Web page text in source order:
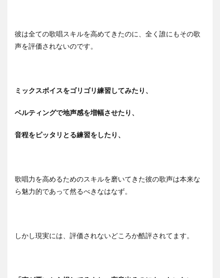
彼は全ての歌唱スキルを高めてきたのに、全く誰にもその歌
声を評価されないのです。
ミックスボイスをゴリゴリ練習してみたり、
ベルティングで地声感を増幅させたり、
音程をピッタリとる練習をしたり、
歌唱力を高めるためのスキルを磨いてきた彼の歌声は本来な
ら魅力的であって然るべきなはなず。
しかし現実には、評価されないどころか酷評されてます。